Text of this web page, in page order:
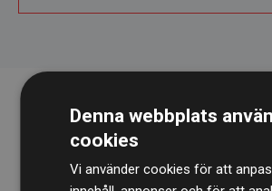
Denna webbplats
cookies
Vi använder cookies för att